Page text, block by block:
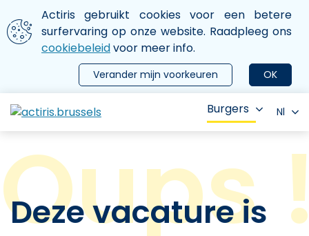
Aller au contenu principal
We gebruiken cookies
Actiris gebruikt cookies voor een betere
surfervaring op onze website. Raadpleeg ons
cookiebeleidvoor meer info.
OK
Verander mijn voorkeuren
le menu
Burgers Nl
Deze vacature is